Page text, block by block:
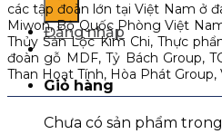
Đăng nhập
Giỏ hàng
Chưa có sản phẩm
các tập đoàn lớn tại Việt Nam ở
Miwon, Bộ Quốc Phòng Việt
Thủy Sản Lộc Kim Chi, Thực
đoàn gỗ MDF, Tỷ Bách Group,
Than Hoạt Tính, Hòa Phát